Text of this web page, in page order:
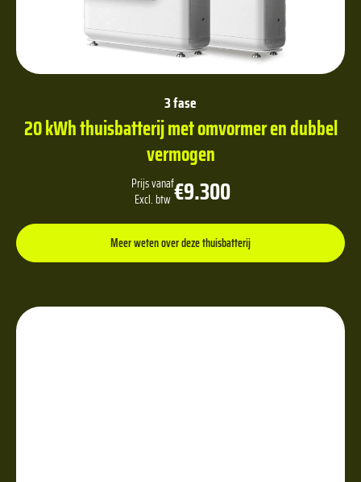
3 fase
20 kWh thuisbatterij met omvormer en dubbel
vermogen
Prijs vanaf
Excl. btw€9.300
Meer weten over deze thuisbatterij